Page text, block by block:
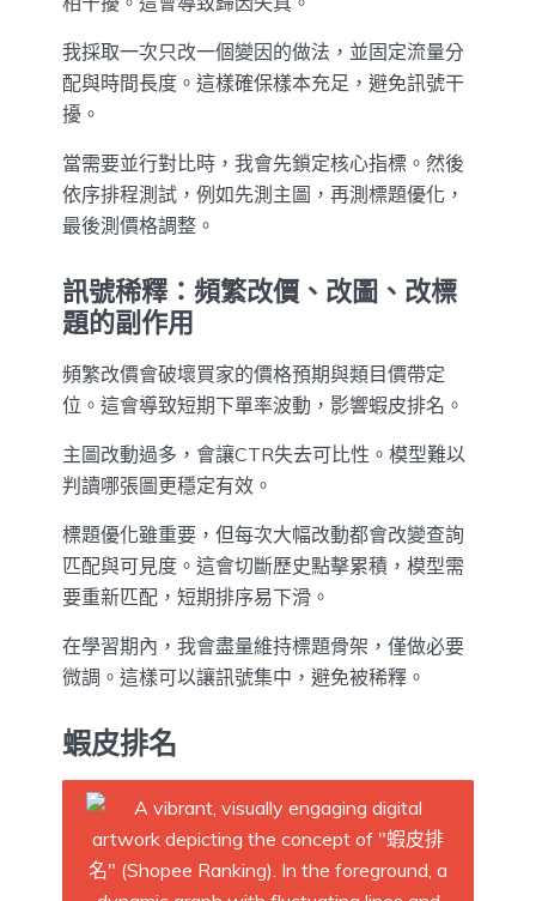
我採取一次只改一個變因的做法，並固定流量分
配與時間長度。這樣確保樣本充足，避免訊號干
擾。
當需要並行對比時，我會先鎖定核心指標。然後
依序排程測試，例如先測主圖，再測標題優化，
最後測價格調整。
訊號稀釋：頻繁改價、改圖、改標
題的副作用
頻繁改價會破壞買家的價格預期與類目價帶定
位。這會導致短期下單率波動，影響蝦皮排名。
主圖改動過多，會讓CTR失去可比性。模型難以
判讀哪張圖更穩定有效。
標題優化雖重要，但每次大幅改動都會改變查詢
匹配與可見度。這會切斷歷史點擊累積，模型需
要重新匹配，短期排序易下滑。
在學習期內，我會盡量維持標題骨架，僅做必要
微調。這樣可以讓訊號集中，避免被稀釋。
蝦皮排名